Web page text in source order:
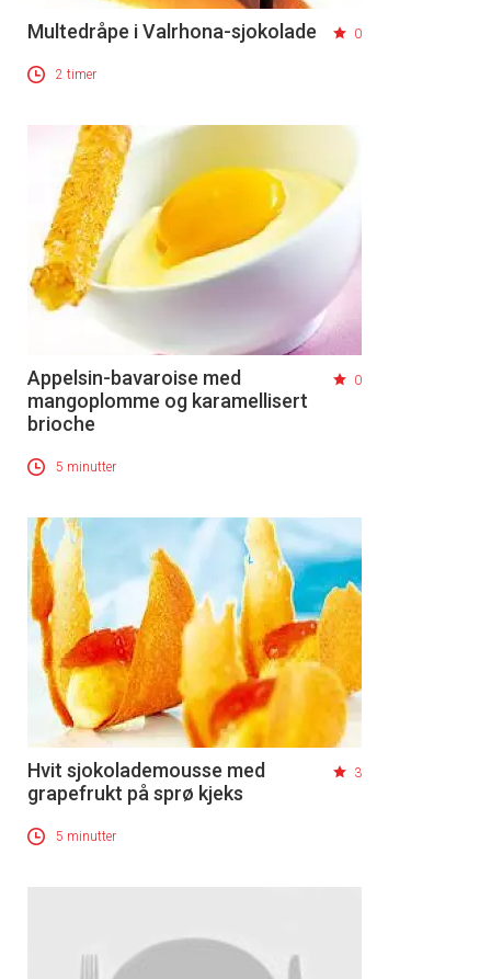
Multedråpe i Valrhona-sjokolade 0
2 timer
Appelsin-bavaroise med
mangoplomme og karamellisert
brioche
0
5 minutter
Hvit sjokolademousse med
grapefrukt på sprø kjeks
3
5 minutter